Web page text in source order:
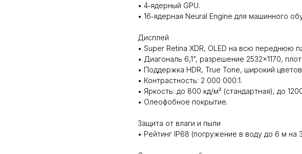
• 4‑ядерный GPU.
• 16‑ядерная Neural Engine для машинного
Дисплей
• Super Retina XDR, OLED на всю переднюю
• Диагональ 6,1”, разрешение 2532×1170,
• Поддержка HDR, True Tone, широкий
• Контрастность: 2 000 000:1.
• Яркость: до 800 кд/м² (стандартная), до
• Олеофобное покрытие.
Защита от влаги и пыли
• Рейтинг IP68 (погружение в воду до 6 м на